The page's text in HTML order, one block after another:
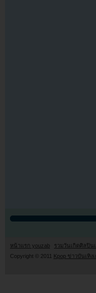
หน้าแรก youzab รวมวันเกิดศิลปิน
Copyright © 2011 Kpop ข่าวบันเทิ